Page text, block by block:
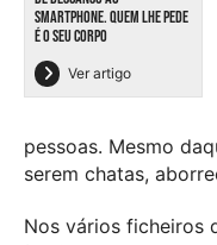
SMARTPHONE. QUEM LHE PEDE
É O SEU CORPO
Ver artigo
pessoas. Mesmo
serem chatas,
Nos vários ficheiros